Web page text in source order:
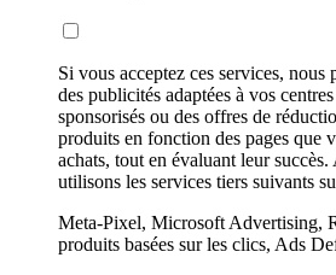
Si vous acceptez ces services,
des publicités adaptées à vos
sponsorisés ou des offres de
produits en fonction des pages que
achats, tout en évaluant leur
utilisons les services tiers suivants
Meta-Pixel, Microsoft Advertising,
produits basées sur les clics, Ads